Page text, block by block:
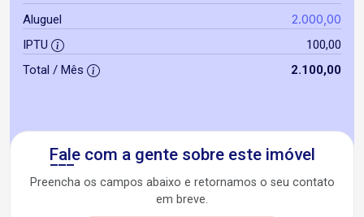
Aluguel 2.000,00
IPTU
100,00
Total / Mês
2.100,00
Fale com a gente sobre este imóvel
Preencha os campos abaixo e retornamos o seu contato
em breve.